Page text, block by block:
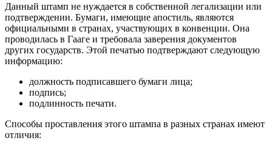
Данный штамп не нуждается в собственной легализации или
подтверждении. Бумаги, имеющие апостиль, являются
официальными в странах, участвующих в конвенции. Она
проводилась в Гааге и требовала заверения документов
других государств. Этой печатью подтверждают следующую
информацию:
должность подписавшего бумаги лица;
подпись;
подлинность печати.
Способы проставления этого штампа в разных странах имеют
отличия: